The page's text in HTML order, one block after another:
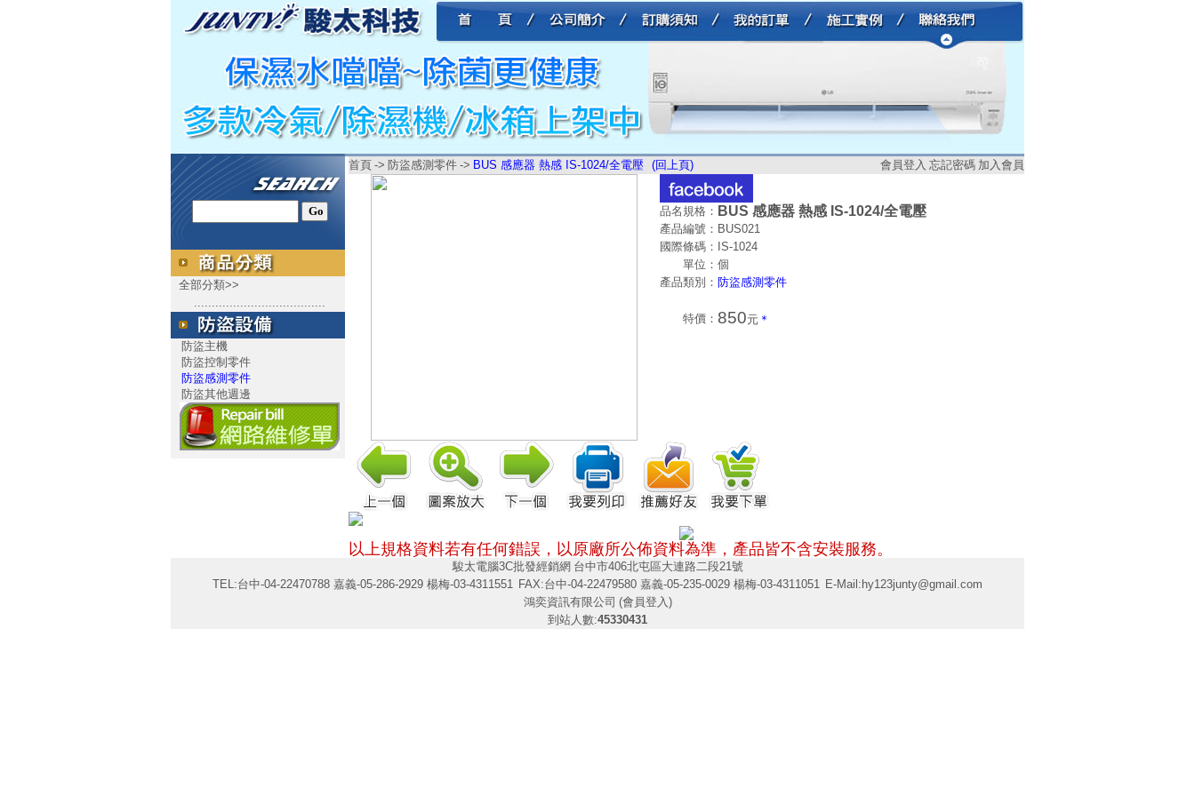
全部分類>>
.....................................
防盜主機
防盜控制零件
防盜感測零件
防盜其他週邊
首頁 -> 防盜感測零件 -> BUS 感應器 熱感 IS-1024/全電壓 (回上頁) 會員登入 忘記密碼 加入會員
品名規格： BUS 感應器 熱感 IS-1024/全電壓
產品編號： BUS021
國際條碼： IS-1024
單位： 個
產品類別： 防盜感測零件
特價： 850元 ＊
以上規格資料若有任何錯誤，以原廠所公佈資料為準， 產品皆不含安裝服務。
駿太電腦3C批發經銷網 台中市406北屯區大連路二段21號
TEL:台中-04-22470788 嘉義-05-286-2929 楊梅-03-4311551 FAX:台中-04-22479580 嘉義-05-235-0029 楊梅-03-4311051 E-Mail: hy123junty@gmail.com
鴻奕資訊有限公司 (會員登入)
到站人數:45330431